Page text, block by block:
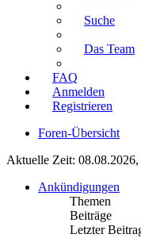
Suche
Das Team
FAQ
Anmelden
Registrieren
Foren-Übersicht
Aktuelle Zeit: 08.08.2026,
Ankündigungen
Themen
Beiträge
Letzter